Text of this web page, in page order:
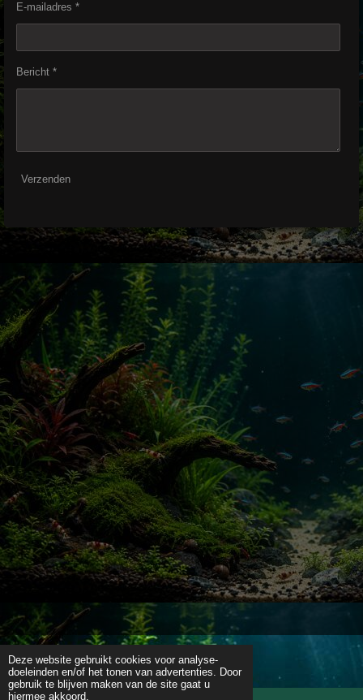
Deze website gebruikt cookies voor analyse-
doeleinden en/of het tonen van advertenties. Door
gebruik te blijven maken van de site gaat u
hiermee akkoord.
E-mailadres *
Bericht *
Verzenden